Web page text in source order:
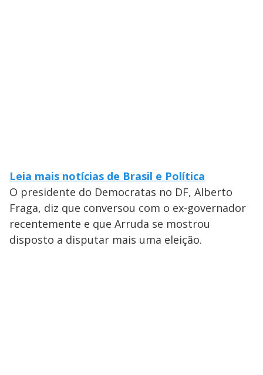
Leia mais notícias de Brasil e Política
O presidente do Democratas no DF, Alberto
Fraga, diz que conversou com o ex-governador
recentemente e que Arruda se mostrou
disposto a disputar mais uma eleição.